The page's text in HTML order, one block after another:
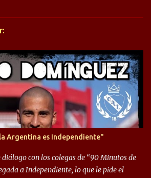
Argentina es Independiente"
con los colegas de “90 Minutos de
a Independiente, lo que le pide el